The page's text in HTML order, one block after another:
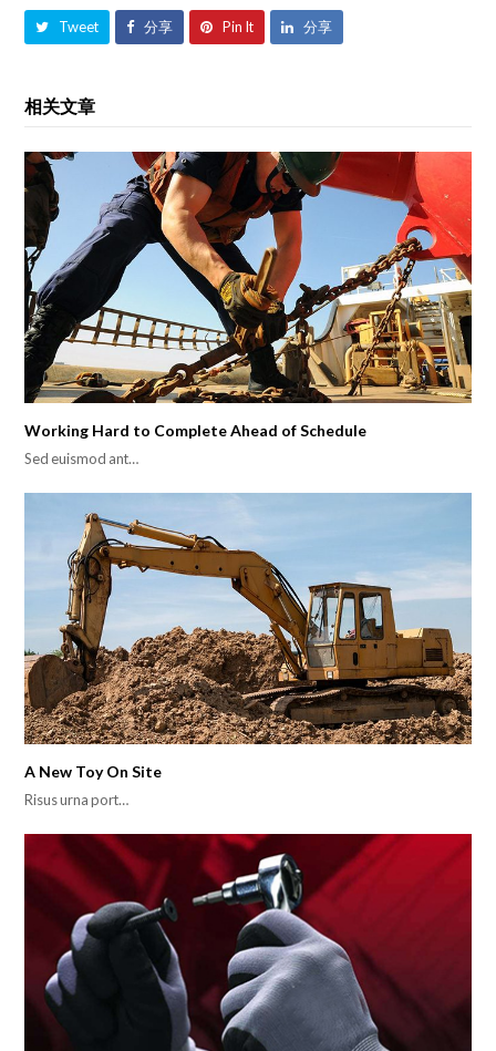
Tweet 分享 Pin It 分享
相关文章
Working Hard to Complete Ahead of Schedule
Sed euismod ant…
A New Toy On Site
Risus urna port…